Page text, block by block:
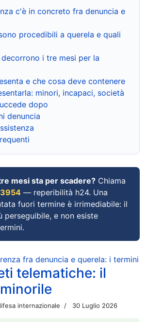
c'è in concreto fra denuncia e
procedibili a querela e quali
i tre mesi per la
e che cosa deve contenere
minori, incapaci, società
dopo
denuncia
mesi sta per scadere? Chiama
— reperibilità h24. Una
fuori termine è irrimediabile: il
perseguibile, e non esiste
fra denuncia e querela: i termini
telematiche: il
internazionale 30 Luglio 2026